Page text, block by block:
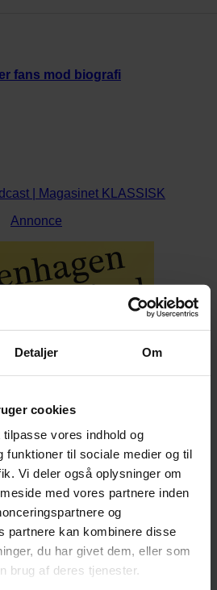
Detaljer Om
cookies
vores indhold og
funktioner til sociale medier og til
Vi deler også oplysninger om
med vores partnere inden
og
partnere kan kombinere disse
du har givet dem, eller som
brug af deres tjenester.
fans mod biografi
Annonce
Annonce